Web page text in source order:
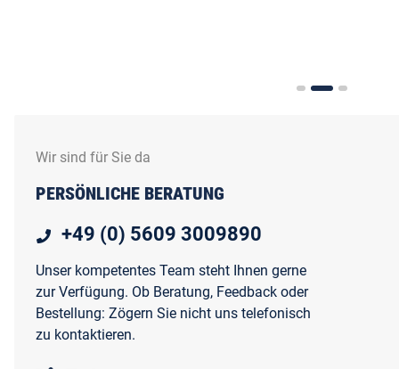
Wir sind für Sie da
PERSÖNLICHE BERATUNG
+49 (0) 5609 3009890
Unser kompetentes Team steht Ihnen gerne
zur Verfügung. Ob Beratung, Feedback oder
Bestellung: Zögern Sie nicht uns telefonisch
zu kontaktieren.